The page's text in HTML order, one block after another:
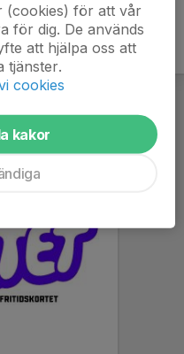
(cookies) för att vår
för dig. De används
att hjälpa oss att
tjänster.
cookies
kakor